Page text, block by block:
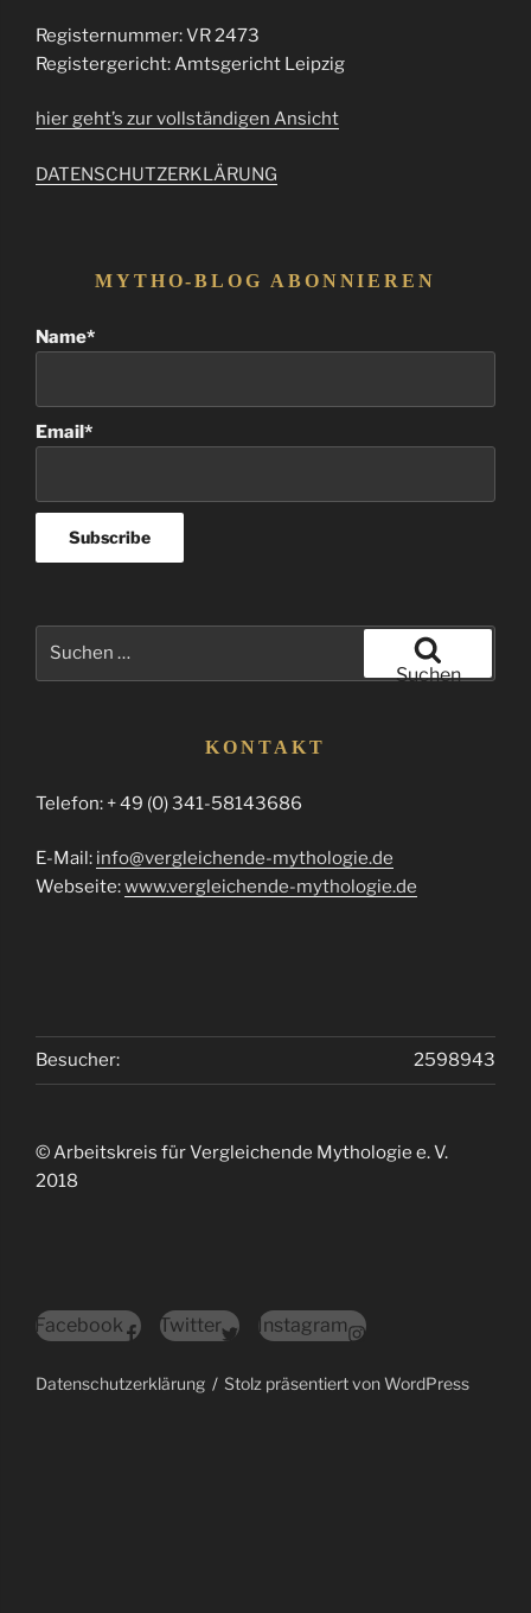
Registernummer: VR 2473
Registergericht: Amtsgericht Leipzig
hier geht’s zur vollständigen Ansicht
DATENSCHUTZERKLÄRUNG
MYTHO-BLOG ABONNIEREN
Name*
Email*
Suchen
KONTAKT
Telefon: + 49 (0) 341-58143686
E-Mail: info@vergleichende-mythologie.de
Webseite:www.vergleichende-mythologie.de
2598943
Besucher:
© Arbeitskreis für Vergleichende Mythologie e. V.
2018
Facebook Twitter Instagram
Datenschutzerklärung Stolz präsentiert von WordPress